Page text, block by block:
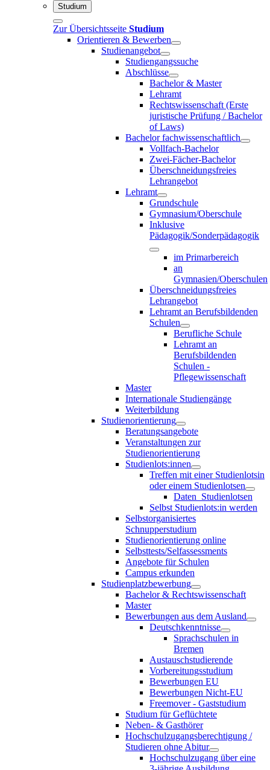
Studium
Zur Übersichtsseite Studium
Orientieren & Bewerben
Studienangebot
Studiengangssuche
Abschlüsse
Bachelor & Master
Lehramt
Rechtswissenschaft (Erste
juristische Prüfung / Bachelor
of Laws)
Bachelor fachwissenschaftlich
Vollfach-Bachelor
Zwei-Fächer-Bachelor
Überschneidungsfreies
Lehrangebot
Lehramt
Grundschule
Gymnasium/Oberschule
Inklusive
Pädagogik/Sonderpädagogik
im Primarbereich
an
Gymnasien/Oberschulen
Überschneidungsfreies
Lehrangebot
Lehramt an Berufsbildenden
Schulen
Berufliche Schule
Lehramt an
Berufsbildenden
Schulen -
Pflegewissenschaft
Master
Internationale Studiengänge
Weiterbildung
Studienorientierung
Beratungsangebote
Veranstaltungen zur
Studienorientierung
Studienlots:innen
Treffen mit einer Studienlotsin
oder einem Studienlotsen
Daten_Studienlotsen
Selbst Studienlots:in werden
Selbstorganisiertes
Schnupperstudium
Studienorientierung online
Selbsttests/Selfassessments
Angebote für Schulen
Campus erkunden
Studienplatzbewerbung
Bachelor & Rechtswissenschaft
Master
Bewerbungen aus dem Ausland
Deutschkenntnisse
Sprachschulen in
Bremen
Austauschstudierende
Vorbereitungsstudium
Bewerbungen EU
Bewerbungen Nicht-EU
Freemover - Gaststudium
Studium für Geflüchtete
Neben- & Gasthörer
Hochschulzugangsberechtigung /
Studieren ohne Abitur
Hochschulzugang über eine